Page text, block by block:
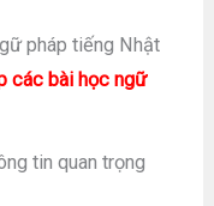
pháp tiếng Nhật
các bài học ngữ
tin quan trọng